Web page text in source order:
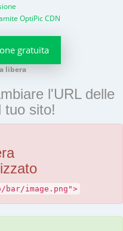
OptiPic CDN
gratuita
libera
l'URL delle
tuo sito!
image.png">